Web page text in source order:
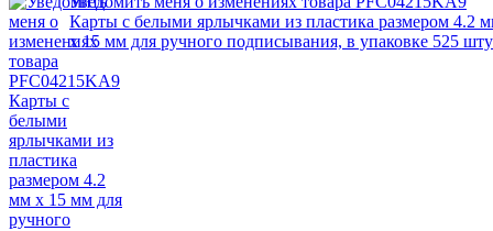
Карты с белыми ярлычками из пластика размером 4.2
x 15 мм для ручного подписывания, в упаковке 525